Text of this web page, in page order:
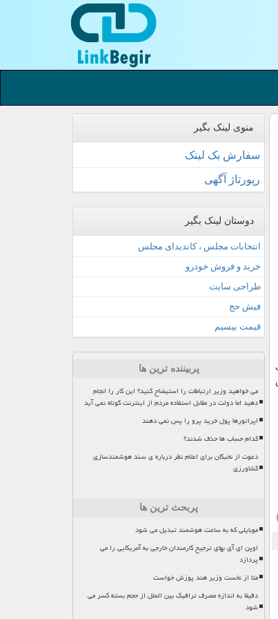
منوی لینک بگیر
سفارش بک لینک
رپورتاژ آگهی
دوستان لینک بگیر
انتخابات مجلس ، کاندیدای مجلس
خرید و فروش خودرو
طراحی سایت
فیش حج
قیمت بیسیم
پربیننده ترین ها
می خواهید وزیر ارتباطات را استیضاح کنید؟ این کار را انجام
دهید اما دولت در مقابل استفاده مردم از اینترنت کوتاه نمی آید
اپراتورها پول خرید پرو را پس نمی دهند
کدام حساب ها حذف شدند؟
دعوت از نخبگان برای اعلام نظر درباره ی سند هوشمندسازی
کشاورزی
پربحث ترین ها
موبایلی که به ساعت هوشمند تبدیل می شود
اوپن ای آی بهای ترجیح کارمندان خارجی به آمریکایی را می
پردازد
متا از نخست وزیر هند پوزش خواست
دقیقا به اندازه مصرف ترافیک بین الملل از حجم بسته کسر می
شود